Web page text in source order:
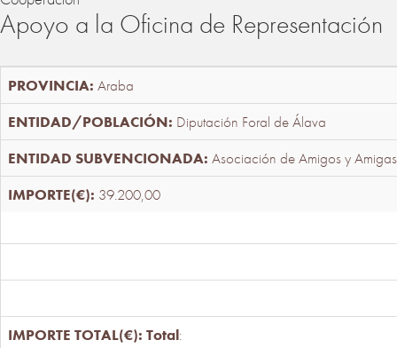
Apoyo a la Oficina de Representación
Araba
Diputación Foral de Álava
Asociación de Amigos y
39.200,00
Total: